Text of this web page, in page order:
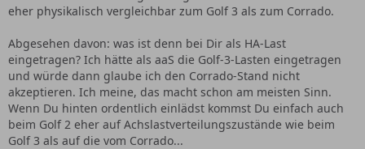
eher physikalisch vergleichbar zum Golf 3 als zum Corrado.
Abgesehen davon: was ist denn bei Dir als HA-Last
eingetragen? Ich hätte als aaS die Golf-3-Lasten eingetragen
und würde dann glaube ich den Corrado-Stand nicht
akzeptieren. Ich meine, das macht schon am meisten Sinn.
Wenn Du hinten ordentlich einlädst kommst Du einfach auch
beim Golf 2 eher auf Achslastverteilungszustände wie beim
Golf 3 als auf die vom Corrado...